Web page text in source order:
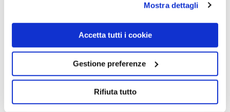
Mostra dettagli
Accetta tutti i cookie
Gestione preferenze
Rifiuta tutto
Giovani e Lavoro